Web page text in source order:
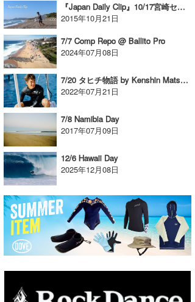
『Japan Daily Clip』10/17宮崎セッション。
2015年10月21日
7/7 Comp Repo @ Ballito Pro
2024年07月08日
7/20 タヒチ物語 by Kenshin Matsunaga
2022年07月21日
7/8 Namibia Day
2017年07月09日
12/6 Hawaii Day
2025年12月08日